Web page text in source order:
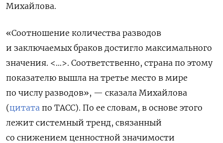
Михайлова.
«Соотношение количества разводов
и заключаемых браков достигло максимального
значения. <…>. Соответственно, страна по этому
показателю вышла на третье место в мире
по числу разводов», — сказала Михайлова
(цитата по ТАСС). По ее словам, в основе этого
лежит системный тренд, связанный
со снижением ценностной значимости